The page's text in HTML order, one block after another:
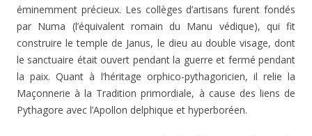
éminemment précieux. Les collèges d’artisans furent fondés
par Numa (l’équivalent romain du Manu védique), qui fit
construire le temple de Janus, le dieu au double visage, dont
le sanctuaire était ouvert pendant la guerre et fermé pendant
la paix. Quant à l’héritage orphico-pythagoricien, il relie la
Maçonnerie à la Tradition primordiale, à cause des liens de
Pythagore avec l’Apollon delphique et hyperboréen.